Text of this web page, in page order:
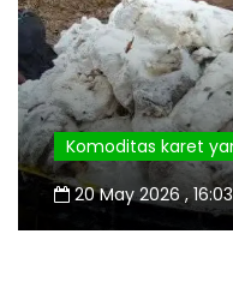
Komoditas karet
20 May 2026 ,